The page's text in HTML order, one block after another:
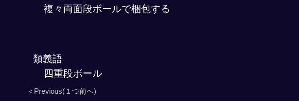
複々両面段ボールで梱包する
類義語
四重段ボール
＜Previous(１つ前へ)